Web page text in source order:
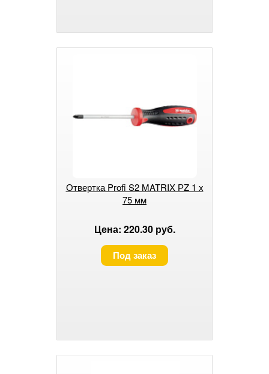
Отвертка Profi S2 MATRIX РZ 1 х
75 мм
Цена: 220.30 руб.
Под заказ